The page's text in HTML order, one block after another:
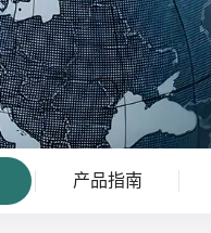
产品指南